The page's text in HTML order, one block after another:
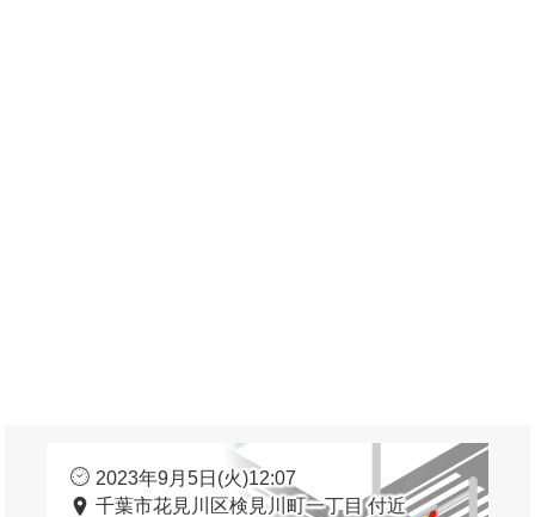
2023年9月5日(火)12:07
千葉市花見川区検見川町一丁目 付近